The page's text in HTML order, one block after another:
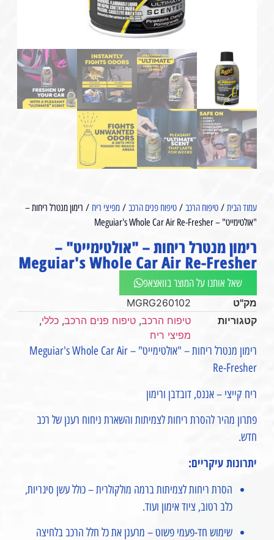
עמוד הבית/ טיפוח הרכב/ טיפוח פנים הרכב/ מפיצי ריח / רימון מנטרל ריחות –
"אולטימייט" – Meguiar's Whole Car Air Re-Fresher⁩
רימון מנטרל ריחות – "אולטימייט" –
Meguiar's Whole Car Air Re-Fresher⁩
שאל אותנו על המוצר בוואצאפ
מק"ט
MGRG260102
קטגוריות
טיפוח הרכב, טיפוח פנים הרכב, כללי,
מפיצי ריח
רימון מנטרל ריחות – "אולטימייט" – Meguiar's Whole Car Air
Re-Fresher
ריח קייצי – אננס, דובדבן ורימון
פתרון מהיר להסרת ריחות לצמיתות והשארת ניחוח רענן של רכב
חדש.
יתרונות עיקריים:
הסרת ריחות לצמיתות ברמה מולקולרית – כולל עשן סיגריות,
כלב רטוב, ציוד אימון ועוד.
שימוש חד-פעמי פשוט – מרענן את כל חלל הרכב בלחיצה